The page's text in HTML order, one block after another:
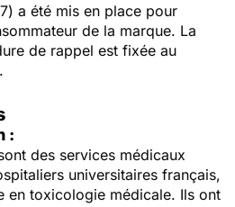
a été mis en place pour
de la marque. La
de rappel est fixée au
:
des services médicaux
universitaires français,
en toxicologie médicale. Ils ont